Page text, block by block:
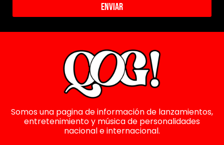
Enviar
Somos una pagina de información de lanzamientos,
entretenimiento y música de personalidades
nacional e internacional.